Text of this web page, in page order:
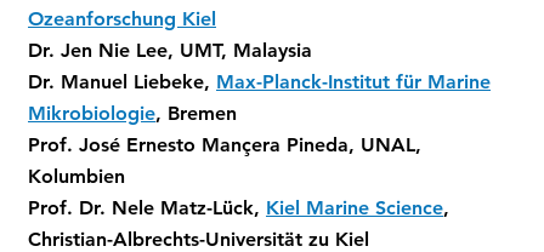
Ozeanforschung Kiel
Dr. Jen Nie Lee, UMT, Malaysia
Dr. Manuel Liebeke, Max-Planck-Institut für Marine
Mikrobiologie, Bremen
Prof. José Ernesto Mançera Pineda, UNAL,
Kolumbien
Prof. Dr. Nele Matz-Lück, Kiel Marine Science,
Christian-Albrechts-Universität zu Kiel